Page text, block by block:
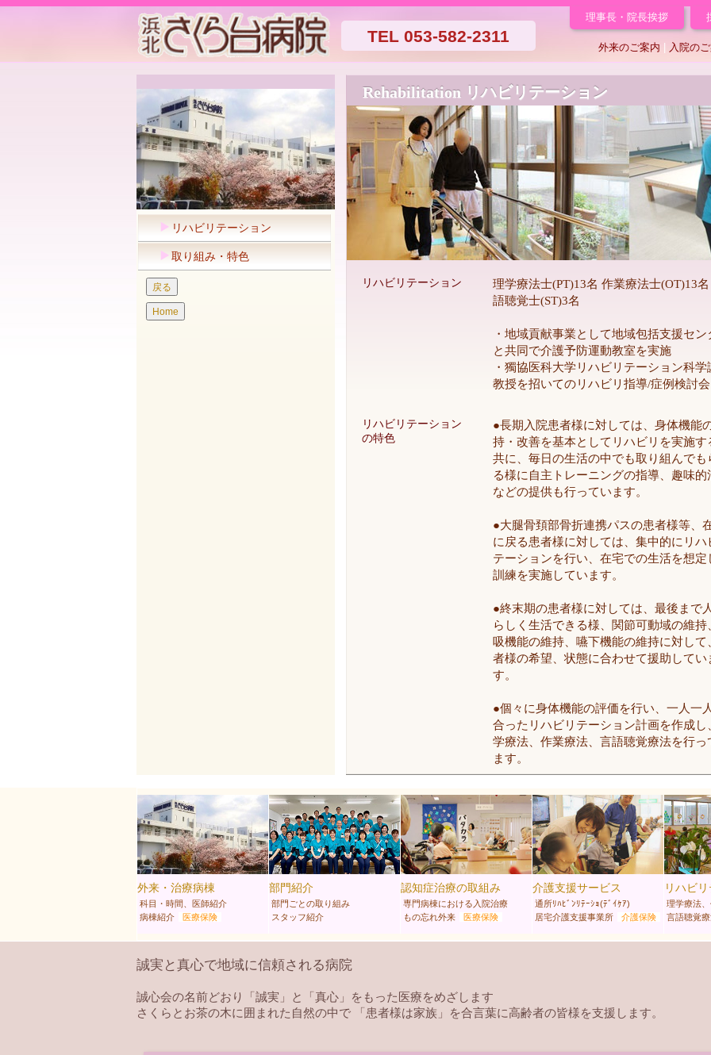
理事長・院長挨拶
TEL 053-582-2311
外来のご案内 入院の
リハビリテーション
取り組み・特色
戻る
Home
Rehabilitation リハビリテーション
リハビリテーション
理学療法士(PT)13名 作業療法士(OT)13
語聴覚士(ST)3名
・地域貢献事業として地域包括支援セン
と共同で介護予防運動教室を実施
・獨協医科大学リハビリテーション科学
教授を招いてのリハビリ指導/症例検討会
リハビリテーション
の特色
●長期入院患者様に対しては、身体機能
持・改善を基本としてリハビリを実施す
共に、毎日の生活の中でも取り組んでも
る様に自主トレーニングの指導、趣味的
などの提供も行っています。
●大腿骨頚部骨折連携パスの患者様等、
に戻る患者様に対しては、集中的にリハ
テーションを行い、在宅での生活を想定
訓練を実施しています。
●終末期の患者様に対しては、最後まで
らしく生活できる様、関節可動域の維持
吸機能の維持、嚥下機能の維持に対して
者様の希望、状態に合わせて援助してい
す。
●個々に身体機能の評価を行い、一人一
合ったリハビリテーション計画を作成し
学療法、作業療法、言語聴覚療法を行っ
ます。
外来・治療病棟
科目・時間、医師紹介
病棟紹介
医療保険
部門紹介
部門ごとの取り組み
スタッフ紹介
認知症治療の取組み
専門病棟における入院治療
もの忘れ外来
医療保険
介護支援サービス
通所ﾘﾊﾋﾞﾝﾘﾃｰｼｮ(ﾃﾞｲｹｱ)
居宅介護支援事業所
介護保険
リハビ
理学療法、
言語聴覚
誠実と真心で地域に信頼される病院
誠心会の名前どおり「誠実」と「真心」をもった医療をめざします
さくらとお茶の木に囲まれた自然の中で 「患者様は家族」を合言葉に高齢者の皆様を支援します。